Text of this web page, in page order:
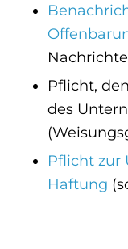
Pflicht,
des
Pflicht zur
Haftung